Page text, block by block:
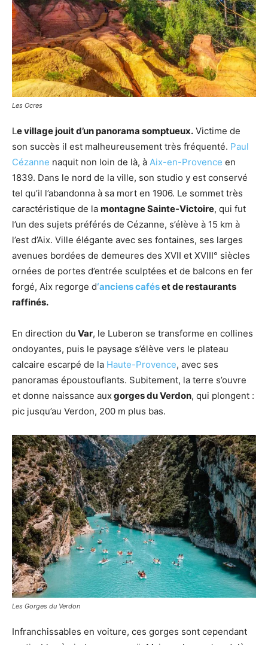
Les Ocres
Le village jouit d’un panorama somptueux. Victime de
son succès il est malheureusement très fréquenté. Paul
Cézanne naquit non loin de là, à Aix-en-Provence en
1839. Dans le nord de la ville, son studio y est conservé
tel qu’il l’abandonna à sa mort en 1906. Le sommet très
caractéristique de la montagne Sainte-Victoire, qui fut
l’un des sujets préférés de Cézanne, s’élève à 15 km à
l’est d’Aix. Ville élégante avec ses fontaines, ses larges
avenues bordées de demeures des XVII et XVIII° siècles
ornées de portes d’entrée sculptées et de balcons en fer
forgé, Aix regorge d‘anciens caféset de restaurants
raffinés.
En direction du Var, le Luberon se transforme en collines
ondoyantes, puis le paysage s’élève vers le plateau
calcaire escarpé de la Haute-Provence, avec ses
panoramas époustouflants. Subitement, la terre s’ouvre
et donne naissance auxgorges du Verdon, qui plongent :
pic jusqu’au Verdon, 200 m plus bas.
Les Gorges du Verdon
Infranchissables en voiture, ces gorges sont cependant